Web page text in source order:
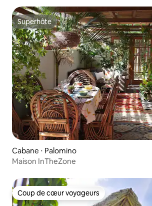
Superhôte
Superhôte
Cabane ⋅ Palomino
Maison InTheZone
Coup de cœur voyageurs
Coup de cœur voyageurs